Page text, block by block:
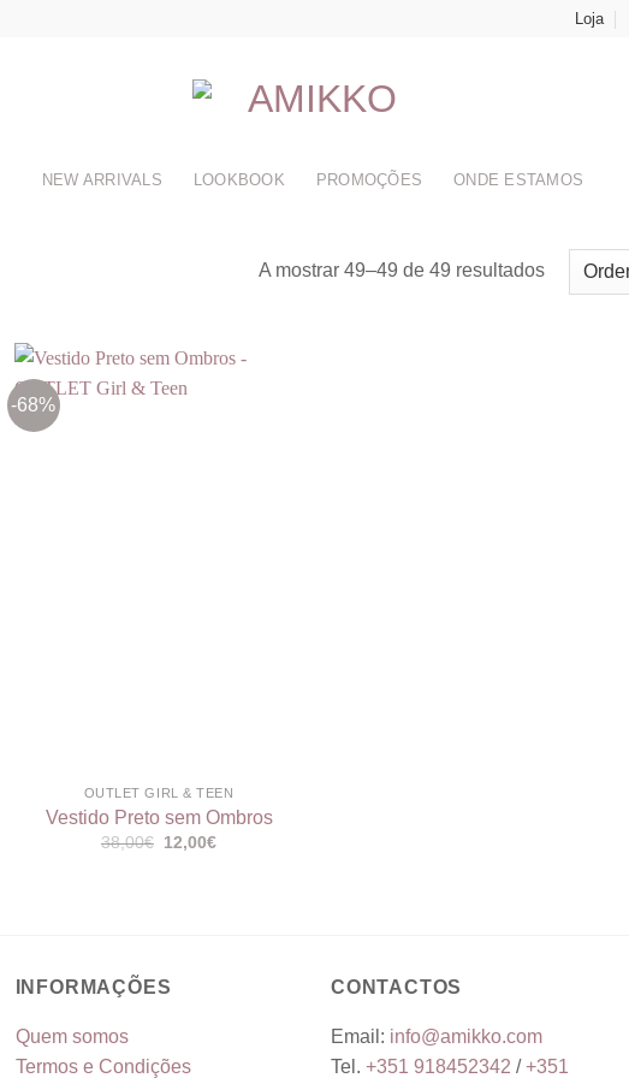
Loja
NEW ARRIVALS LOOKBOOK PROMOÇÕES ONDE ESTAMOS
A mostrar 49–49 de 49 resultados
-68%
OUTLET GIRL & TEEN
Vestido Preto sem Ombros
38,00€ O
12,00€O
INFORMAÇÕES
Quem somos
Termos e Condições
CONTACTOS
Email: info@amikko.com
Tel. +351 918452342 /+351